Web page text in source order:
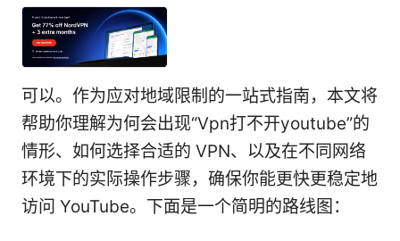
可以。作为应对地域限制的一站式指南，本文将
帮助你理解为何会出现“Vpn打不开youtube”的
情形、如何选择合适的 VPN、以及在不同网络
环境下的实际操作步骤，确保你能更快更稳定地
访问 YouTube。下面是一个简明的路线图：